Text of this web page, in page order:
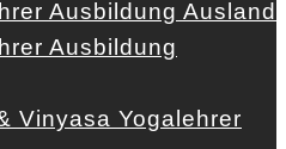
Ausbildung Ausland
Ausbildung
Vinyasa Yogalehrer